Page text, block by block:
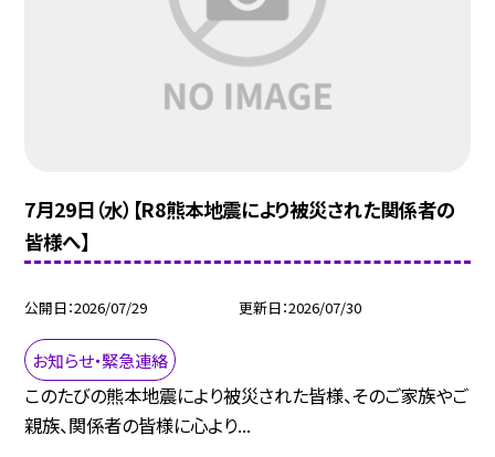
7月29日（水）【R8熊本地震により被災された関係者の
皆様へ】
公開日 2026/07/29 更新日 2026/07/30
お知らせ・緊急連絡
このたびの熊本地震により被災された皆様、そのご家族やご
親族、関係者の皆様に心より...